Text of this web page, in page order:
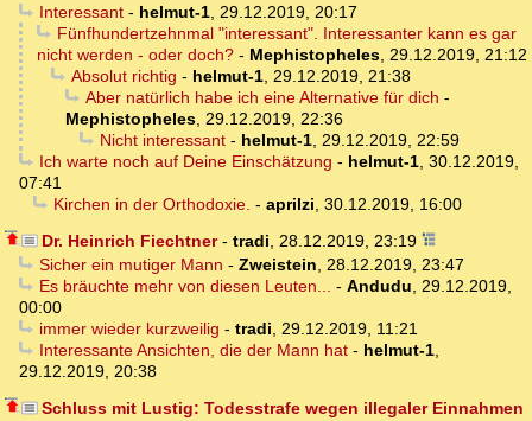
Interessant- helmut-1, 29.12.2019, 20:17
Fünfhundertzehnmal "interessant". Interessanter kann es gar
nicht werden - oder doch? - Mephistopheles 29.12.2019, 21:12
Absolut richtig - helmut-1, 29.12.2019, 21:38
Aber natürlich habe ich eine Alternative für dich -
Mephistopheles 29.12.2019, 22:36
Nicht interessant- helmut-1, 29.12.2019, 22:59
Ich warte noch auf Deine Einschätzung - helmut-1, 30.12.2019,
07:41
Kirchen in der Orthodoxie. - aprilzi 30.12.2019, 16:00
Dr. Heinrich Fiechtner- tradi
28.12.2019, 23:19
Sicher ein mutiger Mann - Zweistein
28.12.2019, 23:47
Es bräuchte mehr von diesen Leuten...
- Andudu
29.12.2019,
00:00
immer wieder kurzweilig - tradi
29.12.2019, 11:21
Interessante Ansichten, die der Mann hat- helmut-1,
29.12.2019, 20:38
Schluss mit Lustig: Todesstrafe wegen illegaler Einnahmen